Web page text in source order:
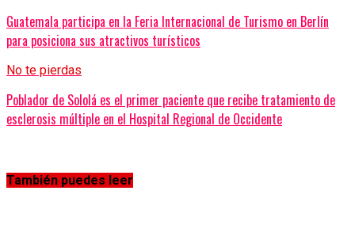
Guatemala participa en la Feria Internacional de Turismo en Berlín
para posiciona sus atractivos turísticos
No te pierdas
Poblador de Sololá es el primer paciente que recibe tratamiento de
esclerosis múltiple en el Hospital Regional de Occidente
También puedes leer